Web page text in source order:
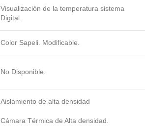
Visualización de la temperatura sistema
Digital..
Color Sapeli. Modificable.
No Disponible.
Aislamiento de alta densidad
Cámara Térmica de Alta densidad.